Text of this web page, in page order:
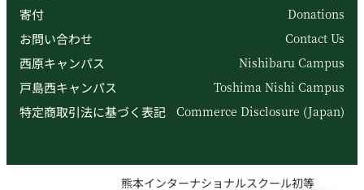
寄付 Donations
お問い合わせ Contact Us
西原キャンパス Nishibaru Campus
戸島西キャンパス Toshima Nishi Campus
特定商取引法に基づく表記 Commerce Disclosure (Japan)
熊本インターナショナルスクール初等